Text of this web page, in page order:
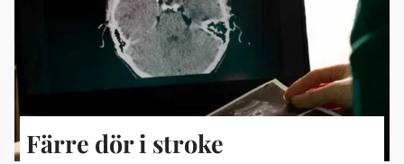
Färre dör i stroke